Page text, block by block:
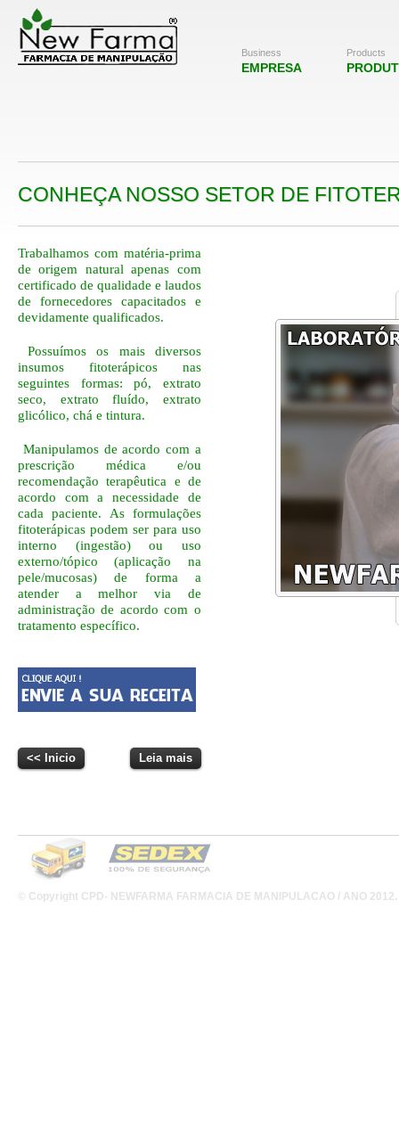
Products
Business
EMPRESA
CONHEÇA NOSSO SETOR DE
Trabalhamos com matéria-prima
de origem natural apenas com
certificado de qualidade e laudos
de fornecedores capacitados e
devidamente qualificados.
Possuímos os mais diversos
insumos fitoterápicos nas
seguintes formas: pó, extrato
seco, extrato fluído, extrato
glicólico, chá e tintura.
Manipulamos de acordo com a
prescrição médica e/ou
recomendação terapêutica e de
acordo com a necessidade de
cada paciente. As formulações
fitoterápicas podem ser para uso
interno (ingestão) ou uso
externo/tópico (aplicação na
pele/mucosas) de forma a
atender a melhor via de
administração de acordo com o
tratamento específico.
<< Inicio Leia mais
© Copyright CPD- NEWFARMA FARMACIA DE MANIPULACAO / ANO 2012